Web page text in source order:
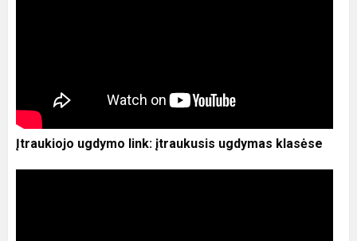
Įtraukiojo ugdymo link: įtraukusis ugdymas klasėse